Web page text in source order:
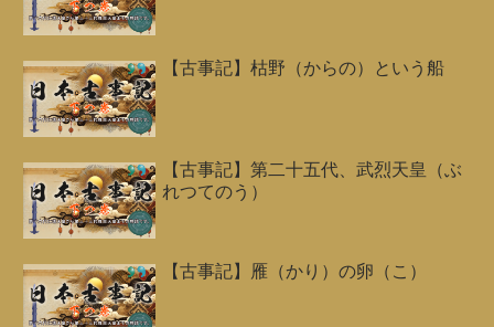
【古事記】枯野（からの）という船
【古事記】第二十五代、武烈天皇（ぶ
れつてのう）
【古事記】雁（かり）の卵（こ）